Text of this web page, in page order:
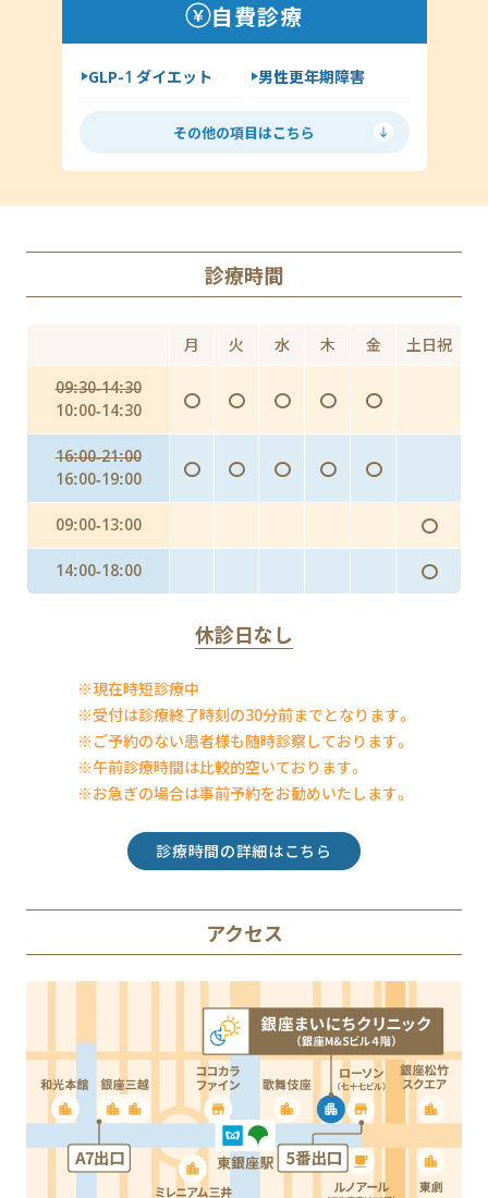
クラミジア
梅毒
尖圭コンジローマ
マイコプラズマ・ウレアプラズマ
自費診療
GLP-1 ダイエット
男性更年期障害
低用量ピル
ミニピル
月経移動
アフターピル
Doxy PEP（ドキシペップ）
インフルエンザ予防投与（予防内服）
インフルエンザワクチンの予防接種
その他の項目はこちら
診療時間
月 火 水 木 金 土日祝
09:30-14:30
10:00-14:30
〇 〇 〇 〇 〇
16:00-21:00
16:00-19:00
〇 〇 〇 〇 〇
09:00-13:00 〇
14:00-18:00 〇
休診日なし
※現在時短診療中
※受付は診療終了時刻の30分前までとなります。
※ご予約のない患者様も随時診察しております。
※午前診療時間は比較的空いております。
※お急ぎの場合は事前予約をお勧めいたします。
アクセス
診療時間の詳細はこちら